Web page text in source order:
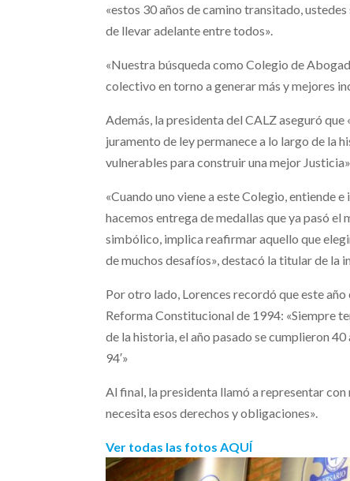
«estos 30 años de camino transitado,
de llevar adelante entre todos».
«Nuestra búsqueda como Colegio de
colectivo en torno a generar más y mejores
Además, la presidenta del CALZ aseguró
juramento de ley permanece a lo largo de la
vulnerables para construir una mejor
«Cuando uno viene a este Colegio, entiende
hacemos entrega de medallas que ya pasó
simbólico, implica reafirmar aquello que
de muchos desafíos», destacó la titular de la
Por otro lado, Lorences recordó que este
Reforma Constitucional de 1994: «Siempre
de la historia, el año pasado se cumplieron
94′»
Al final, la presidenta llamó a representar
necesita esos derechos y obligaciones».
Ver todas las fotos AQUÍ